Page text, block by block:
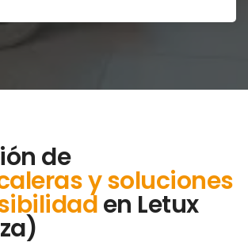
de
y soluciones
en Letux